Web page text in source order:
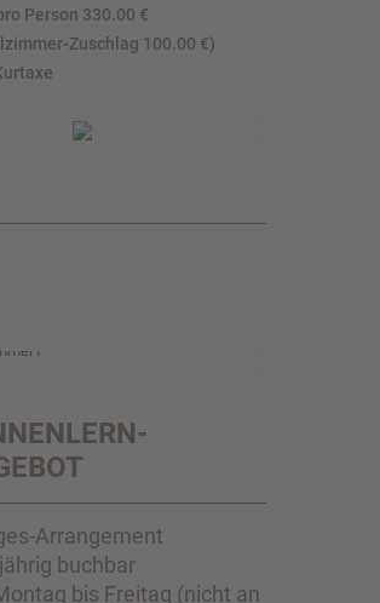
Person 330.00 €
Zuschlag 100.00 €)
Arrangement
buchbar
bis Freitag (nicht an